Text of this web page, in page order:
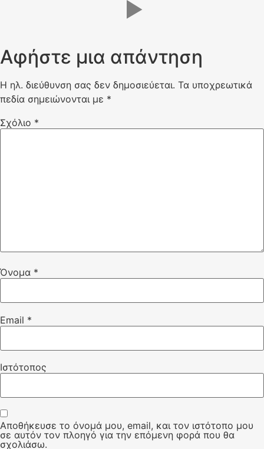
Αφήστε μια απάντηση
Η ηλ. διεύθυνση σας δεν δημοσιεύεται. Τα υποχρεωτικά
πεδία σημειώνονται με *
Σχόλιο *
Όνομα *
Email *
Ιστότοπος
Αποθήκευσε το όνομά μου, email, και τον ιστότοπο μου
σε αυτόν τον πλοηγό για την επόμενη φορά που θα
σχολιάσω.